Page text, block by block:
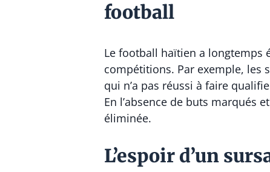
football
Le football haïtien a longtemps
compétitions. Par exemple, les
qui n’a pas réussi à faire
En l’absence de buts marqués
éliminée.
L’espoir d’un